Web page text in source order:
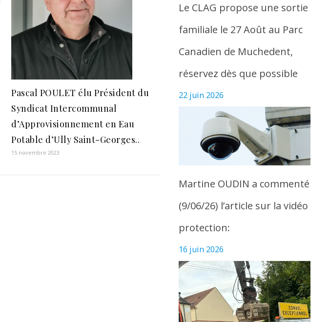
Pascal POULET élu Président du
Syndicat Intercommunal
d’Approvisionnement en Eau
Potable d’Ully Saint-Georges..
15 novembre 2023
Le CLAG propose une sortie
familiale le 27 Août au Parc
Canadien de Muchedent,
réservez dès que possible
22 juin 2026
Martine OUDIN a commenté
(9/06/26) l’article sur la vidéo
protection:
16 juin 2026